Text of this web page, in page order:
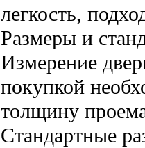
легкость,
Размеры и
Измерение
покупкой
толщину
Стандартные